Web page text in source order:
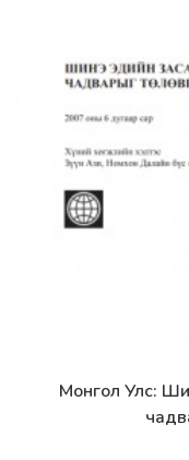
Дэлгэрэнгүй
Монгол Улс: